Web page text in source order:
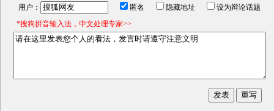
用户： 匿名 隐藏地址
设为辩论话题
*搜狗拼音输入法，中文处理专家>>